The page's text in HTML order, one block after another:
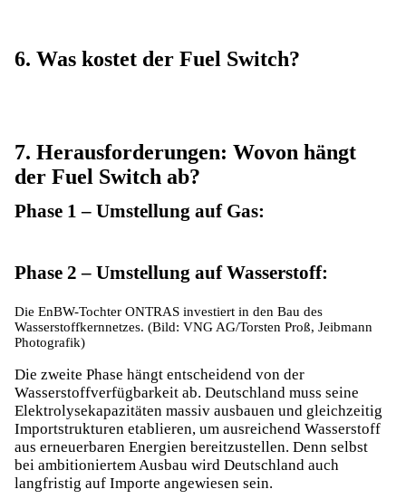
6. Was kostet der Fuel Switch?
7. Herausforderungen: Wovon hängt
der Fuel Switch ab?
Phase 1 – Umstellung auf Gas:
Phase 2 – Umstellung auf Wasserstoff:
Die EnBW-Tochter ONTRAS investiert in den Bau des
Wasserstoffkernnetzes. (Bild: VNG AG/Torsten Proß, Jeibmann
Photografik)
Die zweite Phase hängt entscheidend von der
Wasserstoffverfügbarkeit ab. Deutschland muss seine
Elektrolysekapazitäten massiv ausbauen und gleichzeitig
Importstrukturen etablieren, um ausreichend Wasserstoff
aus erneuerbaren Energien bereitzustellen. Denn selbst
bei ambitioniertem Ausbau wird Deutschland auch
langfristig auf Importe angewiesen sein.